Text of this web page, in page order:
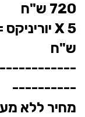
720 ש"ח
ש"ח
----------
מחיר ללא מעיין